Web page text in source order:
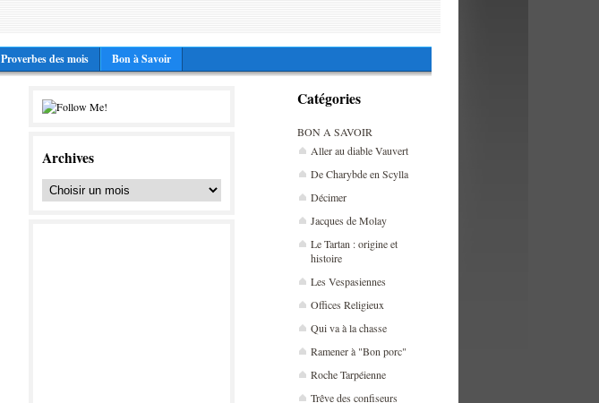
Proverbes des mois Bon à Savoir
Catégories
BON A SAVOIR
Aller au diable Vauvert
De Charybde en Scylla
Décimer
Jacques de Molay
Le Tartan : origine et
histoire
Les Vespasiennes
Offices Religieux
Qui va à la chasse
Ramener à "Bon porc"
Roche Tarpéienne
Trêve des confiseurs
Archives